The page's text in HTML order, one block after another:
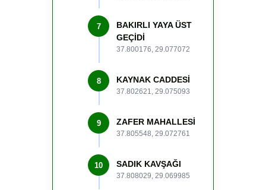
7
BAKIRLI YAYA ÜST
GEÇİDİ
37.800176, 29.077072
8 KAYNAK CADDESİ
37.802621, 29.075093
9 ZAFER MAHALLESİ
37.805548, 29.072761
10 SADIK KAVŞAĞI
37.808029, 29.069985